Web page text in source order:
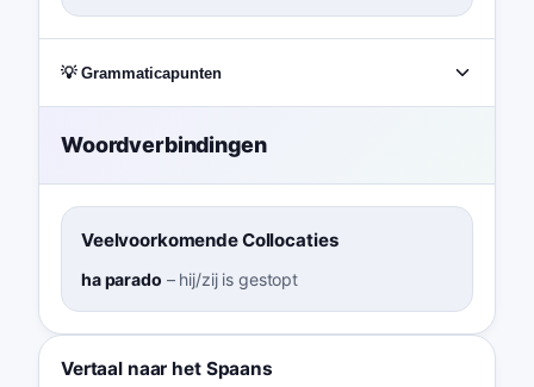
💡 Grammaticapunten
Woordverbindingen
Veelvoorkomende Collocaties
ha parado – hij/zij is gestopt
Vertaal naar het Spaans